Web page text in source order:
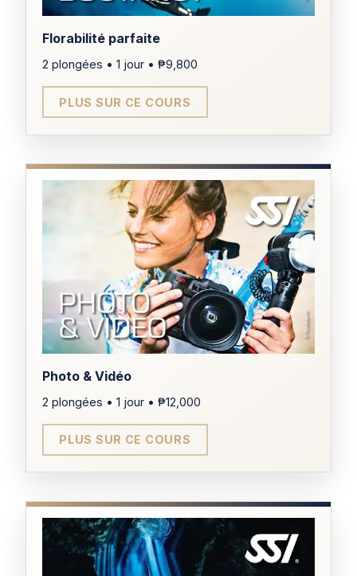
ÂGE MINIMUM
PRÉREQUIS
Open Water Diver
CERTIFICATION
Spécialité Deep Diving
TARIF
₱14,000
Florabilité parfaite
2 plongées • 1 jour • ₱9,800
DURÉE
1 jour
10 ans
PRÉREQUIS
PLUS SUR CE COURS
Photo & Vidéo
2 plongées • 1 jour • ₱12,000
PLUS SUR CE COURS